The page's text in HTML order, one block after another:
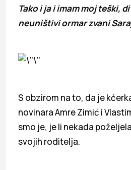
Tako i ja i imam moj teški,
neuništivi ormar zvani
S obzirom na to, da je
novinara Amre Zimić i
smo je, je li nekada
svojih roditelja.